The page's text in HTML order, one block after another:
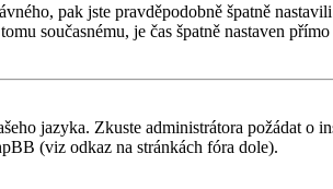
pak jste pravděpodobně špatně
současnému, je čas špatně nastaven
jazyka. Zkuste administrátora požádat o
(viz odkaz na stránkách fóra dole).